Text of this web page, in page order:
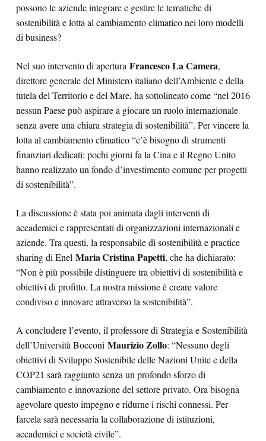
possono le aziende integrare e gestire le tematiche di
sostenibilità e lotta al cambiamento climatico nei loro modelli
di business?
Nel suo intervento di apertura Francesco La Camera,
direttore generale del Ministero italiano dell’Ambiente e della
tutela del Territorio e del Mare, ha sottolineato come “nel 2016
nessun Paese può aspirare a giocare un ruolo internazionale
senza avere una chiara strategia di sostenibilità”. Per vincere la
lotta al cambiamento climatico “c’è bisogno di strumenti
finanziari dedicati: pochi giorni fa la Cina e il Regno Unito
hanno realizzato un fondo d’investimento comune per progetti
di sostenibilità”.
La discussione è stata poi animata dagli interventi di
accademici e rappresentati di organizzazioni internazionali e
aziende. Tra questi, la responsabile di sostenibilità e practice
sharing di Enel Maria Cristina Papetti, che ha dichiarato:
“Non è più possibile distinguere tra obiettivi di sostenibilità e
obiettivi di profitto. La nostra missione è creare valore
condiviso e innovare attraverso la sostenibilità”.
A concludere l’evento, il professore di Strategia e Sostenibilità
dell’Università Bocconi Maurizio Zollo: “Nessuno degli
obiettivi di Sviluppo Sostenibile delle Nazioni Unite e della
COP21 sarà raggiunto senza un profondo sforzo di
cambiamento e innovazione del settore privato. Ora bisogna
agevolare questo impegno e ridurne i rischi connessi. Per
farcela sarà necessaria la collaborazione di istituzioni,
accademici e società civile”.